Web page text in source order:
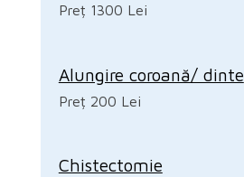
Preț 1300 Lei
Alungire coroană/ dinte
Preț 200 Lei
Chistectomie